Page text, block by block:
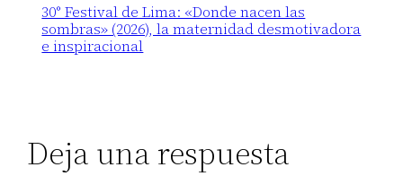
30° Festival de Lima: «Donde nacen las
sombras» (2026), la maternidad desmotivadora
e inspiracional
Deja una respuesta